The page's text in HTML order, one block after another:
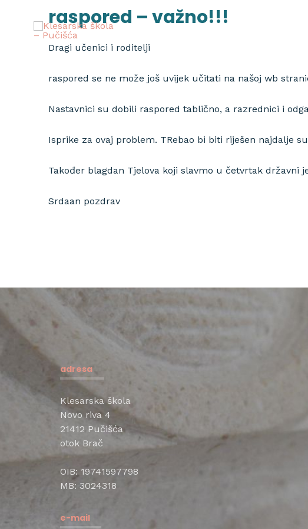
content
raspored – važno!!!
Dragi učenici i roditelji
raspored se ne može još uvijek učitati na našoj wb
Nastavnici su dobili raspored tablično, a razrednici i
Isprike za ovaj problem. TRebao bi biti riješen najdalje
Također blagdan Tjelova koji slavmo u četvrtak državni
Srdaan pozdrav
adresa
Klesarska škola
Novo riva 4
21412 Pučišća
otok Brač
OIB: 19741597798
MB: 3024318
e-mail